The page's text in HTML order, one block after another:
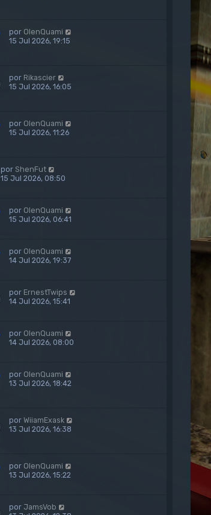
por OlenQuami
15 Jul 2026, 19:15
por Rikascier
15 Jul 2026, 16:05
por OlenQuami
15 Jul 2026, 11:26
por ShenFut
15 Jul 2026, 08:50
por OlenQuami
15 Jul 2026, 06:41
por OlenQuami
14 Jul 2026, 19:37
por ErnestTwips
14 Jul 2026, 15:41
por OlenQuami
14 Jul 2026, 08:00
por OlenQuami
13 Jul 2026, 18:42
porWiiamExask
13 Jul 2026, 16:38
por OlenQuami
13 Jul 2026, 15:22
por JamsVob